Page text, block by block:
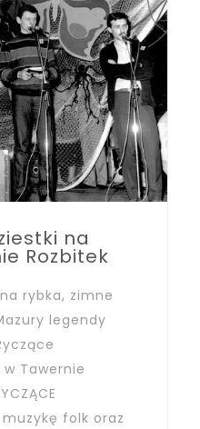
na
Rozbitek
rybka, zimne
legendy
Tawernie
muzykę folk oraz